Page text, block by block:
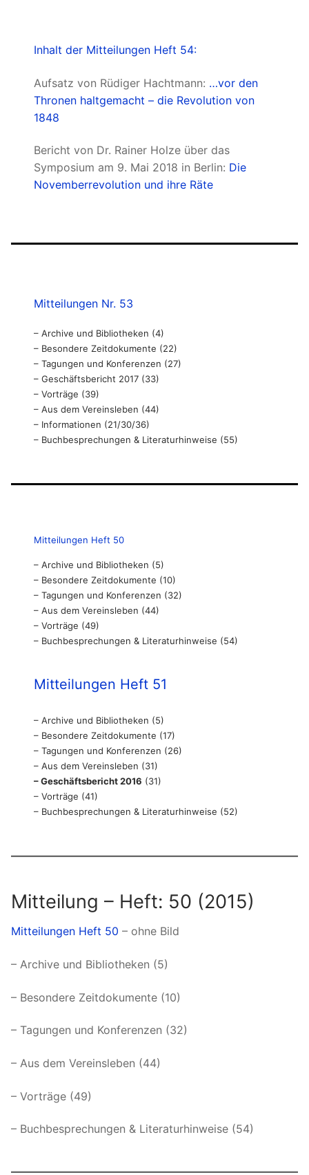
Inhalt der Mitteilungen Heft 54:
Aufsatz von Rüdiger Hachtmann: …vor den
Thronen haltgemacht – die Revolution von
1848
Bericht von Dr. Rainer Holze über das
Symposium am 9. Mai 2018 in Berlin: Die
Novemberrevolution und ihre Räte
Mitteilungen Nr. 53
– Archive und Bibliotheken (4)
– Besondere Zeitdokumente (22)
– Tagungen und Konferenzen (27)
– Geschäftsbericht 2017 (33)
– Vorträge (39)
– Aus dem Vereinsleben (44)
– Informationen (21/30/36)
– Buchbesprechungen & Literaturhinweise (55)
Mitteilungen Heft 50
– Archive und Bibliotheken (5)
– Besondere Zeitdokumente (10)
– Tagungen und Konferenzen (32)
– Aus dem Vereinsleben (44)
– Vorträge (49)
– Buchbesprechungen & Literaturhinweise (54)
Mitteilungen Heft 51
– Archive und Bibliotheken (5)
– Besondere Zeitdokumente (17)
– Tagungen und Konferenzen (26)
– Aus dem Vereinsleben (31)
– Geschäftsbericht 2016 (31)
– Vorträge (41)
– Buchbesprechungen & Literaturhinweise (52)
Mitteilung – Heft: 50 (2015)
Mitteilungen Heft 50 – ohne Bild
– Archive und Bibliotheken (5)
– Besondere Zeitdokumente (10)
– Tagungen und Konferenzen (32)
– Aus dem Vereinsleben (44)
– Vorträge (49)
– Buchbesprechungen & Literaturhinweise (54)